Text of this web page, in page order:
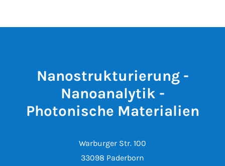
Nanostrukturierung -
Nanoanalytik -
Photonische Materialien
Warburger Str. 100
33098 Paderborn